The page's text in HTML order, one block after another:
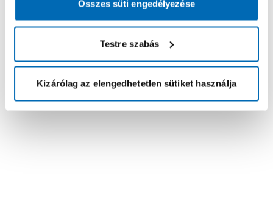
Összes süti engedélyezése
Testre szabás
Kizárólag az elengedhetetlen sütiket használja